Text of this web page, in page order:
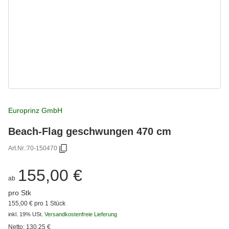
Europrinz GmbH
Beach-Flag geschwungen 470 cm
Art.Nr.:70-150470
ab 155,00 €
pro Stk
155,00 € pro 1 Stück
inkl. 19% USt. Versandkostenfreie Lieferung
Netto: 130,25 €